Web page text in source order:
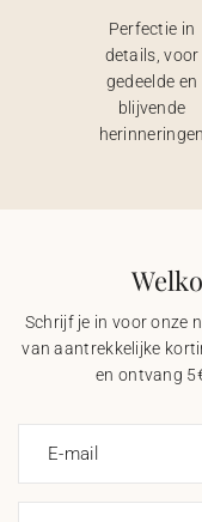
Perfectie in
details, voor
gedeelde en
blijvende
herinneringen
Schrijf je in voor onze
van aantrekkelijke
en ontvang
E-mail